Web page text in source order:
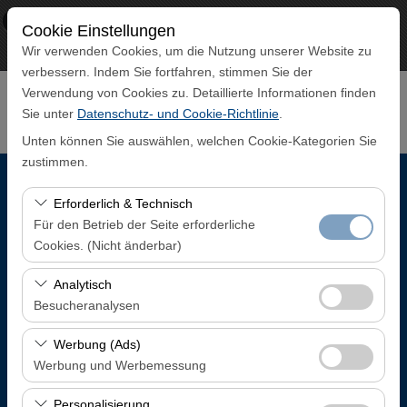
× ECO CAR
www.ecocar.com.tr
Frei - In Google Play
Cookie Einstellungen
Wir verwenden Cookies, um die Nutzung unserer Website zu
verbessern. Indem Sie fortfahren, stimmen Sie der
Verwendung von Cookies zu. Detaillierte Informationen finden
Sie unter Datenschutz- und Cookie-Richtlinie
Unten können Sie auswählen, welchen Cookie-Kategorien Sie
zustimmen.
Erforderlich & Technisch
Für den Betrieb der Seite erforderliche
Cookies. (Nicht änderbar)
Diese Cookies sind für das ordnungsgemäße
Funktionieren der Website, die Sicherheit, die
Sitzungsverwaltung und grundlegende Funktionen
erforderlich. Sie können nicht deaktiviert werden.
Analytisch
Besucheranalysen
Diese Cookies ermöglichen es uns, zu analysieren, wie
unsere Website genutzt wird (Besucherzahl,
meistbesuchte Seiten, Nutzerverhalten). Diese Daten
werden verwendet, um die Leistung der Website zu
Werbung (Ads)
Werbung und Werbemessung
Diese Cookies ermöglichen es uns, Ihnen auf Ihre
Abholstation
Trabzon Flughafen Inlandsankunftsterminal
Eine andere Rückgabestation auswählen
Abholdatum & Zeit